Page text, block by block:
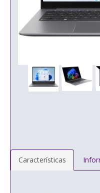
Características